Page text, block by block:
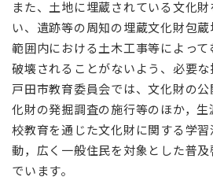
また、土地に埋蔵されている文化
い、遺跡等の周知の埋蔵文化財包
範囲内における土木工事等によっ
破壊されることがないよう、必要な
戸田市教育委員会では、文化財の
化財の発掘調査の施行等のほか，
校教育を通じた文化財に関する学
動，広く一般住民を対象とした普
でいます。